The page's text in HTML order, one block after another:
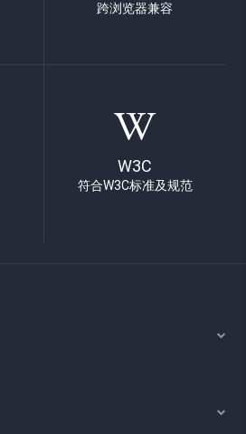
跨浏览器兼容
W3C
符合W3C标准及规范